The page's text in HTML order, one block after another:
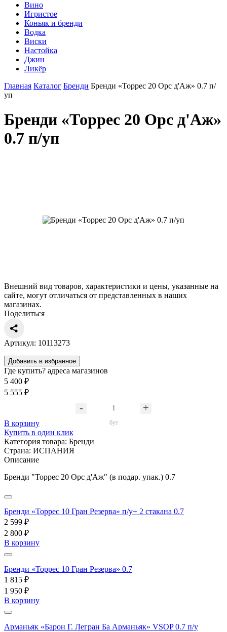
Вино
Игристое
Коньяк и бренди
Водка
Виски
Настойка
Джин
Ликёр
Главная Каталог Бренди Бренди «Торрес 20 Орc д'Аж» 0.7 п/
уп
Бренди «Торрес 20 Орc д'Аж»
0.7 п/уп
Внешний вид товаров, характеристики и цены, указанные на
сайте, могут отличаться от представленных в наших
магазинах.
Поделиться
Артикул: 10113273
Добавить в избранное
Где купить? адреса магазинов
5 400 ₽
5 555 ₽
бут
В корзину
Купить в один клик
Категория товара: Бренди
Страна: ИСПАНИЯ
Описание
Бренди "Торрес 20 Орс д'Аж" (в подар. упак.) 0.7
Бренди «Торрес 10 Гран Резерва» п/у+ 2 стакана 0.7
2 599 ₽
2 800 ₽
В корзину
Бренди «Торрес 10 Гран Резерва» 0.7
1 815 ₽
1 950 ₽
В корзину
Арманьяк «Барон Г. Легран Ба Арманьяк» VSOP 0.7 п/у